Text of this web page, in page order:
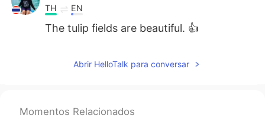
TH EN
The tulip fields are beautiful. 👍
EN
아이루アイル
Abrir HelloTalk para conversar
Momentos Relacionados